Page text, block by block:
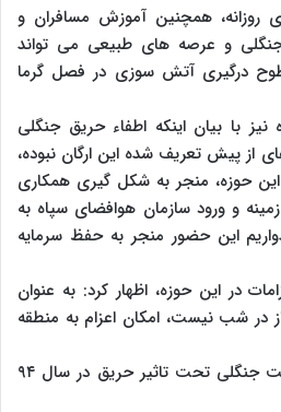
همچنین آموزش مسافران و
و عرصه های طبیعی می تواند
درگیری آتش سوزی در فصل گرما
نیز با بیان اینکه اطفاء حریق جنگلی
از پیش تعریف شده این ارگان نبوده،
حوزه، منجر به شکل گیری همکاری
و ورود سازمان هوافضای سپاه به
این حضور منجر به حفظ سرمایه
در این حوزه، اظهار کرد: به عنوان
در شب نیست، امکان اعزام به منطقه
*** کاهش ۵۰ درصدی وسعت جنگلی تحت تاثیر حریق در سال ۹۴